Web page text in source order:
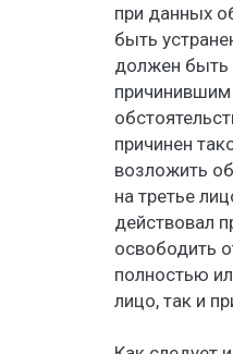
при данных
быть
должен
причинившим
причинен
возложить
на третье
действовал
освободить
полностью
лицо, так и